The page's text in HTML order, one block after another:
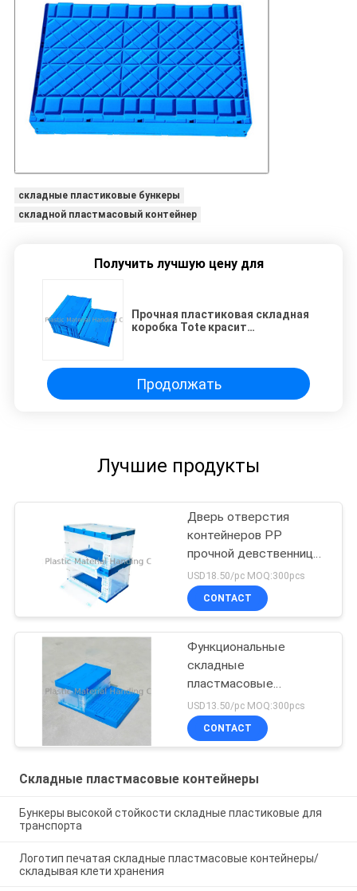
складные пластиковые бункеры
складной пластмасовый контейнер
Получить лучшую цену для
Прочная пластиковая складная
коробка Tote красит
Продолжать
Лучшие продукты
Дверь отверстия
контейнеров PP
прочной девственницы
складная обе стороны
USD18.50/pc MOQ:300pcs
CONTACT
Функциональные
складные
пластмасовые
контейнеры для удара
транспорта -
сопротивления
USD13.50/pc MOQ:300pcs
CONTACT
Складные пластмасовые контейнеры
Бункеры высокой стойкости складные пластиковые для
транспорта
Логотип печатая складные пластмасовые контейнеры/
складывая клети хранения